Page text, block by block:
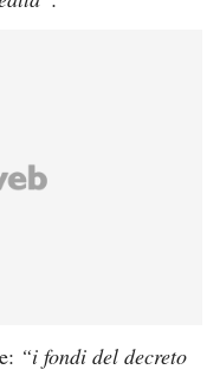
“i fondi del decreto